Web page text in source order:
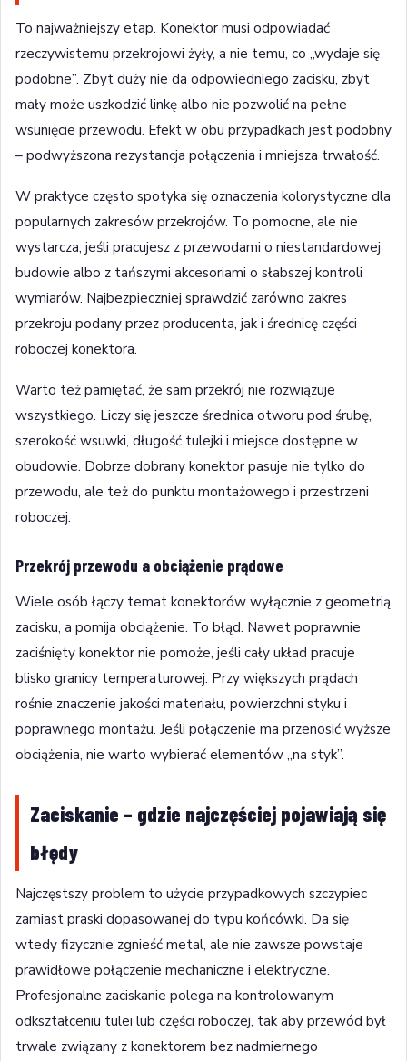
To najważniejszy etap. Konektor musi odpowiadać
rzeczywistemu przekrojowi żyły, a nie temu, co „wydaje się
podobne”. Zbyt duży nie da odpowiedniego zacisku, zbyt
mały może uszkodzić linkę albo nie pozwolić na pełne
wsunięcie przewodu. Efekt w obu przypadkach jest podobny
– podwyższona rezystancja połączenia i mniejsza trwałość.
W praktyce często spotyka się oznaczenia kolorystyczne dla
popularnych zakresów przekrojów. To pomocne, ale nie
wystarcza, jeśli pracujesz z przewodami o niestandardowej
budowie albo z tańszymi akcesoriami o słabszej kontroli
wymiarów. Najbezpieczniej sprawdzić zarówno zakres
przekroju podany przez producenta, jak i średnicę części
roboczej konektora.
Warto też pamiętać, że sam przekrój nie rozwiązuje
wszystkiego. Liczy się jeszcze średnica otworu pod śrubę,
szerokość wsuwki, długość tulejki i miejsce dostępne w
obudowie. Dobrze dobrany konektor pasuje nie tylko do
przewodu, ale też do punktu montażowego i przestrzeni
roboczej.
Przekrój przewodu a obciążenie prądowe
Wiele osób łączy temat konektorów wyłącznie z geometrią
zacisku, a pomija obciążenie. To błąd. Nawet poprawnie
zaciśnięty konektor nie pomoże, jeśli cały układ pracuje
blisko granicy temperaturowej. Przy większych prądach
rośnie znaczenie jakości materiału, powierzchni styku i
poprawnego montażu. Jeśli połączenie ma przenosić wyższe
obciążenia, nie warto wybierać elementów „na styk”.
Zaciskanie – gdzie najczęściej pojawiają się
błędy
Najczęstszy problem to użycie przypadkowych szczypiec
zamiast praski dopasowanej do typu końcówki. Da się
wtedy fizycznie zgnieść metal, ale nie zawsze powstaje
prawidłowe połączenie mechaniczne i elektryczne.
Profesjonalne zaciskanie polega na kontrolowanym
odkształceniu tulei lub części roboczej, tak aby przewód był
trwale związany z konektorem bez nadmiernego